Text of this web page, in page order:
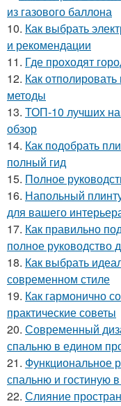
из газового баллона
10. Как выбрать
и рекомендации
11. Где проходят
12. Как
методы
13. ТОП-10 лучших
обзор
14. Как подобрать
полный гид
15. Полное
16. Напольный
для вашего
17. Как правильно
полное руководство
18. Как выбрать
современном стиле
19. Как гармонично
практические советы
20. Современный
спальню в едином
21. Функциональное
спальню и гостиную
22. Слияние